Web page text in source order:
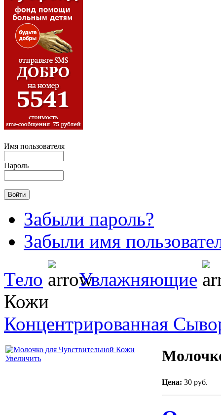
Имя пользователя
Пароль
Забыли пароль?
Забыли имя
Тело
Увлажняющие
Кожи
Концентрированная
Увеличить
Цена: 30 руб.